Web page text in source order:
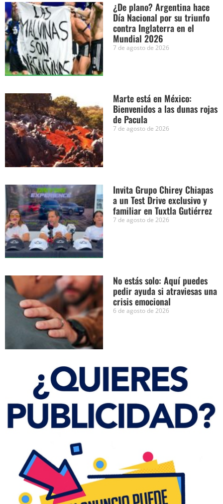
¿De plano? Argentina hace
Día Nacional por su triunfo
contra Inglaterra en el
Mundial 2026
7 de agosto de 2026
Marte está en México:
Bienvenidos a las dunas rojas
de Pacula
7 de agosto de 2026
Invita Grupo Chirey Chiapas
a un Test Drive exclusivo y
familiar en Tuxtla Gutiérrez
7 de agosto de 2026
No estás solo: Aquí puedes
pedir ayuda si atraviesas una
crisis emocional
6 de agosto de 2026